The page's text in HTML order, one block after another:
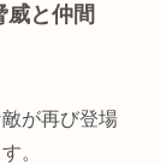
威と仲間
が再び登場
。